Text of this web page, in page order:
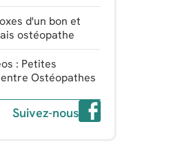
d'un bon et
ostéopathe
: Petites
Ostéopathes
Suivez-nous